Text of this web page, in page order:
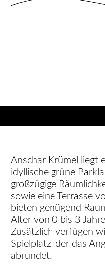
Anschar Krümel liegt
idyllische grüne
großzügige
sowie eine Terrasse
bieten genügend
Alter von 0 bis 3
Zusätzlich verfügen
Spielplatz, der das
abrundet.